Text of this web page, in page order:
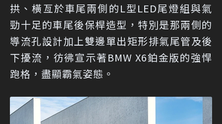
拱、橫亙於車尾兩側的L型LED尾燈組與氣
勁十足的車尾後保桿造型，特別是那兩側的
導流孔設計加上雙邊單出矩形排氣尾管及後
下擾流，彷彿宣示著BMW X6鉑金版的強悍
跑格，盡顯霸氣姿態。